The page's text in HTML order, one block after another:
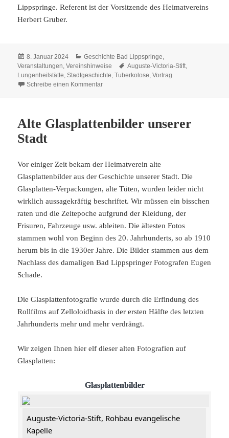
Lippspringe. Referent ist der Vorsitzende des Heimatvereins
Herbert Gruber.
Veröffentlicht
am
8. Januar 2024 Kategorien
Geschichte Bad Lippspringe,
Veranstaltungen,Vereinshinweise Schlagwörter
Auguste-Victoria-Stift,
Lungenheilstätte,Stadtgeschichte,Tuberkolose,Vortrag
Schreibe einen Kommentarzu 19. Januar: „Preußische
Alte Glasplattenbilder unserer
Stadt
Vor einiger Zeit bekam der Heimatverein alte
Glasplattenbilder aus der Geschichte unserer Stadt. Die
Glasplatten-Verpackungen, alte Tüten, wurden leider nicht
wirklich aussagekräftig beschriftet. Wir müssen ein bisschen
raten und die Zeitepoche aufgrund der Kleidung, der
Frisuren, Fahrzeuge usw. ableiten. Die ältesten Fotos
stammen wohl von Beginn des 20. Jahrhunderts, so ab 1910
herum bis in die 1930er Jahre. Die Bilder stammen aus dem
Nachlass des damaligen Bad Lippspringer Fotografen Eugen
Schade.
Die Glasplattenfotografie wurde durch die Erfindung des
Rollfilms auf Zelloloidbasis in der ersten Hälfte des letzten
Jahrhunderts mehr und mehr verdrängt.
Wir zeigen Ihnen hier elf dieser alten Fotografien auf
Glasplatten:
Glasplattenbilder
Auguste-Victoria-Stift, Rohbau evangelische
Kapelle